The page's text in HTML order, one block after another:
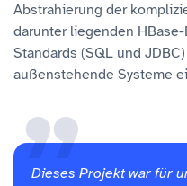
Abstrahierung der
darunter liegenden
Standards (SQL und
außenstehende Systeme
Dieses Projekt war für